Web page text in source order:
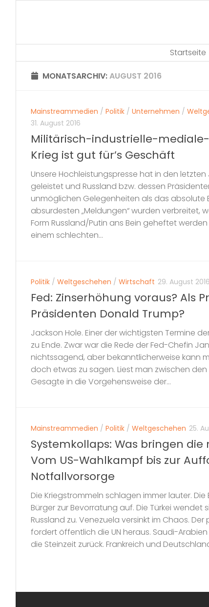
Startseite
MONATSARCHIV:AUGUST 2016
Mainstreammedien / Politik / Unternehmen /
31. August 2016
Militärisch-industrielle-
Krieg ist gut für’s Geschäft
Unsere Hochleistungspresse hat in den
geleistet und Russland bzw. dessen
unmöglichen Gelegenheiten als das absolute
absurdesten „Meldungen“ wurden verbreitet,
Form Russland/Putin ans Bein geheftet
einem schlechten...
Politik / Weltgeschehen / Wirtschaft 29. August 2016
Fed: Zinserhöhung voraus? Als
Präsidenten Donald Trump?
Jackson Hole. Einer der wichtigsten Termine
zu Ende. Zwar war die Rede der Fed-Chefin
nichtssagend, aber bekanntlicherweise kann
doch etwas zu sagen. Liest man zwischen
Gesagte in die Vorgehensweise der...
Mainstreammedien / Politik / Weltgeschehen 25.
Systemkollaps: Was bringen
Vom US-Wahlkampf bis zur
Notfallvorsorge
Die Kriegstrommeln schlagen immer lauter.
Bürger zur Bevorratung auf. Die Türkei wendet
Russland zu. Venezuela versinkt im Chaos.
fordert öffentlich die UN heraus. Saudi-
die Steinzeit zurück. Frankreich und